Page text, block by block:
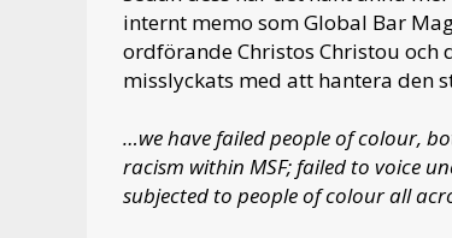
internt memo som Global Bar
ordförande Christos Christou och
misslyckats med att hantera den
…we have failed people of colour,
racism within MSF; failed to voice
subjected to people of colour all